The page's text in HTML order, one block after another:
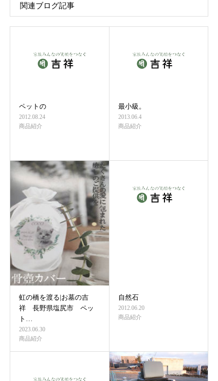
関連ブログ記事
ペットの
2012.08.24
商品紹介
最小級。
2013.06.4
商品紹介
虹の橋を渡る|お墓の吉
祥 長野県塩尻市 ペッ
ト…
2023.06.30
商品紹介
自然石
2012.06.20
商品紹介